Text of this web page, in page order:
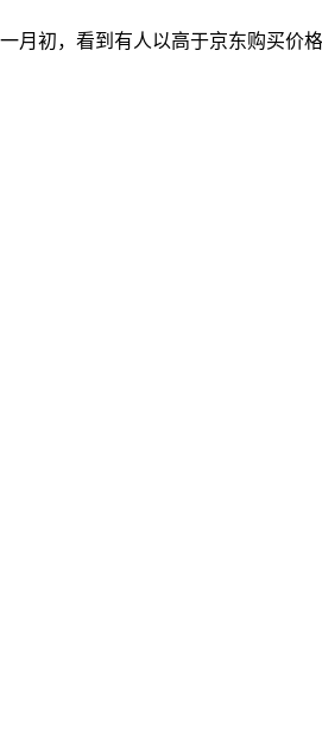
月初，看到有人以高于京东购买价